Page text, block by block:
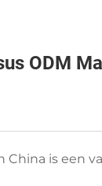
ODM
is een